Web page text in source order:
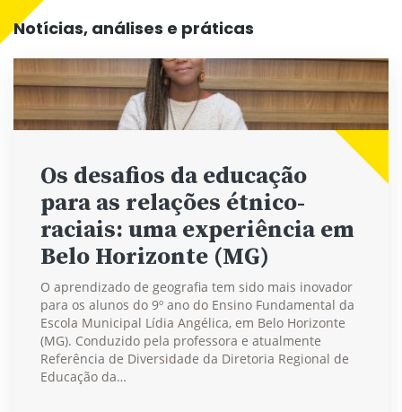
Notícias, análises e práticas
Os desafios da educação
para as relações étnico-
raciais: uma experiência em
Belo Horizonte (MG)
O aprendizado de geografia tem sido mais inovador
para os alunos do 9º ano do Ensino Fundamental da
Escola Municipal Lídia Angélica, em Belo Horizonte
(MG). Conduzido pela professora e atualmente
Referência de Diversidade da Diretoria Regional de
Educação da…